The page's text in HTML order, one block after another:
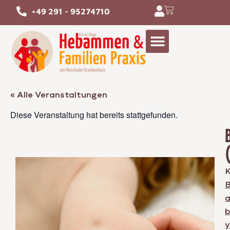
+49 291 - 95274710
« Alle Veranstaltungen
Diese Veranstaltung hat bereits stattgefunden.
a
b
y